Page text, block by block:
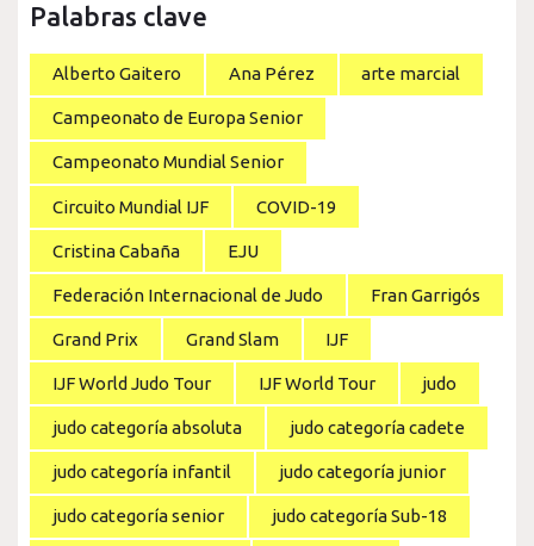
Palabras clave
Alberto Gaitero Ana Pérez arte marcial
Campeonato de Europa Senior
Campeonato Mundial Senior
Circuito Mundial IJF COVID-19
Cristina Cabaña EJU
Federación Internacional de Judo Fran Garrigós
Grand Prix Grand Slam IJF
IJF World Judo Tour IJF World Tour judo
judo categoría absoluta judo categoría cadete
judo categoría infantil judo categoría junior
judo categoría senior judo categoría Sub-18